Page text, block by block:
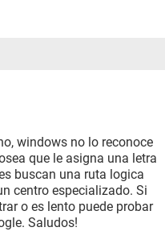
windows no lo reconoce
que le asigna una letra
buscan una ruta logica
centro especializado. Si
o es lento puede probar
Saludos!